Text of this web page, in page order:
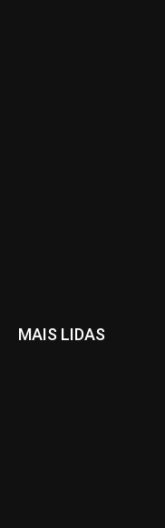
MAIS LIDAS